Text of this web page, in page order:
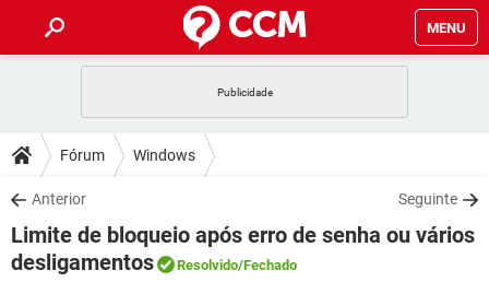
MENU
CELULAR
OUTLOOK
INSTAGRAM GMAIL
GUIA DE COMPRAS
DICAS
JOGOS
OUTLOOK
DOWNLOADS
JOGOS WHATSAPP
CELULAR FACEBOOK
FÓRUM
Fórum Windows
Anterior Seguinte
Limite de bloqueio após erro de senha ou vários
desligamentos
Resolvido/Fechado